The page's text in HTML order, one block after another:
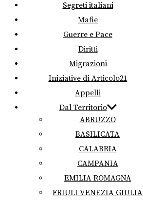
Segreti italiani
Mafie
Guerre e Pace
Diritti
Migrazioni
Iniziative di Articolo21
Appelli
Dal Territorio
ABRUZZO
BASILICATA
CALABRIA
CAMPANIA
EMILIA ROMAGNA
FRIULI VENEZIA GIULIA